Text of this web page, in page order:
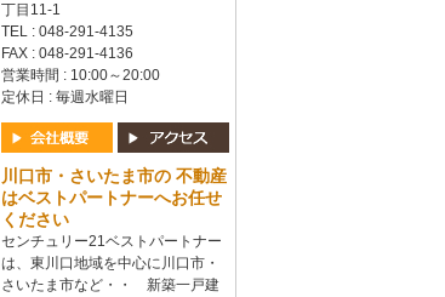
丁目11-1
TEL : 048-291-4135
FAX : 048-291-4136
営業時間 : 10:00～20:00
定休日 : 毎週水曜日
川口市・さいたま市の 不動産
はベストパートナーへお任せ
ください
センチュリー21ベストパートナー
は、東川口地域を中心に川口市・
さいたま市など・・ 新築一戸建